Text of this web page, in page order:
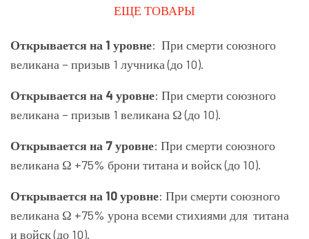
ЕЩЕ ТОВАРЫ
Открывается на 1 уровне: При смерти союзного
великана – призыв 1 лучника (до 10).
Открывается на 4 уровне: При смерти союзного
великана – призыв 1 великана Ω (до 10).
Открывается на 7 уровне: При смерти союзного
великана Ω +75% брони титана и войск (до 10).
Открывается на 10 уровне: При смерти союзного
великана Ω +75% урона всеми стихиями для титана
и войск (до 10).